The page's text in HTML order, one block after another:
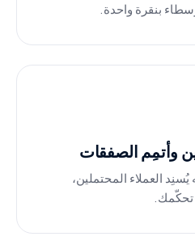
بنقرة واحدة.
وأتمِم الصفقات
العملاء المحتملين،